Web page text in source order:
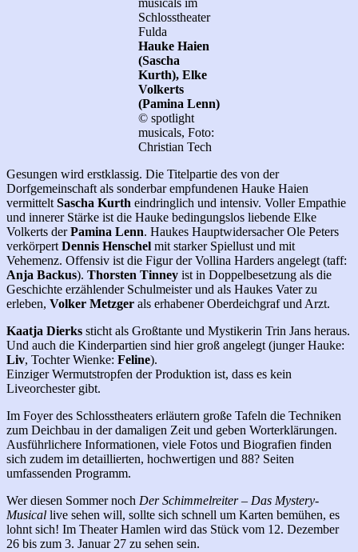
musicals im
Schlosstheater
Fulda
Hauke Haien
(Sascha
Kurth), Elke
Volkerts
(Pamina Lenn)
© spotlight
musicals, Foto:
Christian Tech
Gesungen wird erstklassig. Die Titelpartie des von der
Dorfgemeinschaft als sonderbar empfundenen Hauke Haien
vermittelt Sascha Kurth eindringlich und intensiv. Voller Empathie
und innerer Stärke ist die Hauke bedingungslos liebende Elke
Volkerts derPamina Lenn. Haukes Hauptwidersacher Ole Peters
verkörpert Dennis Henschel mit starker Spiellust und mit
Vehemenz. Offensiv ist die Figur der Vollina Harders angelegt (taff:
Anja Backus). Thorsten Tinney ist in Doppelbesetzung als die
Geschichte erzählender Schulmeister und als Haukes Vater zu
erleben, Volker Metzger als erhabener Oberdeichgraf und Arzt.
Kaatja Dierks sticht als Großtante und Mystikerin Trin Jans heraus.
Und auch die Kinderpartien sind hier groß angelegt (junger Hauke:
Liv, Tochter Wienke: Feline).
Einziger Wermutstropfen der Produktion ist, dass es kein
Liveorchester gibt.
Im Foyer des Schlosstheaters erläutern große Tafeln die Techniken
zum Deichbau in der damaligen Zeit und geben Worterklärungen.
Ausführlichere Informationen, viele Fotos und Biografien finden
sich zudem im detaillierten, hochwertigen und 88? Seiten
umfassenden Programm.
Wer diesen Sommer noch Der Schimmelreiter – Das Mystery-
Musical live sehen will, sollte sich schnell um Karten bemühen, es
lohnt sich! Im Theater Hamlen wird das Stück vom 12. Dezember
26 bis zum 3. Januar 27 zu sehen sein.